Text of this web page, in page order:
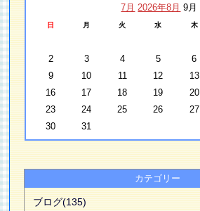
7月 2026年8月 9月
日 月 火 水 木
2
3 4 5 6
9
10 11 12 13
16
17 18 19 20
23
24 25 26 27
30
31
カテゴリー
ブログ(135)